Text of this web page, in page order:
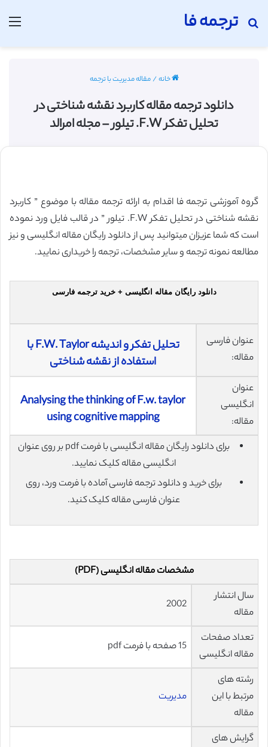
ترجمه فا
جستجو برای
خانه/مقاله مدیریت با ترجمه
دانلود ترجمه مقاله کاربرد نقشه شناختی در
تحلیل تفکر F.W. تیلور – مجله امرالد
گروه آموزشی ترجمه فا اقدام به ارائه ترجمه مقاله با موضوع ” کاربرد
نقشه شناختی در تحلیل تفکر F.W. تیلور ” در قالب فایل ورد نموده
است که شما عزیزان میتوانید پس از دانلود رایگان مقاله انگلیسی و نیز
مطالعه نمونه ترجمه و سایر مشخصات، ترجمه را خریداری نمایید.
دانلود رایگان مقاله انگلیسی + خرید ترجمه فارسی
عنوان فارسی
مقاله:
تحلیل تفکر و اندیشه F.W. Taylor با
استفاده از نقشه شناختی
عنوان
انگلیسی
مقاله:
Analysing the thinking of F.w. taylor
using cognitive mapping
برای دانلود رایگان مقاله انگلیسی با فرمت pdf بر روی عنوان
انگلیسی مقاله کلیک نمایید.
برای خرید و دانلود ترجمه فارسی آماده با فرمت ورد، روی
عنوان فارسی مقاله کلیک کنید.
مشخصات مقاله انگلیسی (PDF)
سال انتشار
مقاله
2002
تعداد صفحات
مقاله انگلیسی
15 صفحه با فرمت pdf
رشته های
مرتبط با این
مقاله
مدیریت
گرایش های